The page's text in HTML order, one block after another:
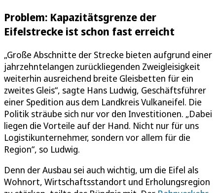
Problem: Kapazitätsgrenze der
Eifelstrecke ist schon fast erreicht
„Große Abschnitte der Strecke bieten aufgrund einer
jahrzehntelangen zurückliegenden Zweigleisigkeit
weiterhin ausreichend breite Gleisbetten für ein
zweites Gleis“, sagte Hans Ludwig, Geschäftsführer
einer Spedition aus dem Landkreis Vulkaneifel. Die
Politik sträube sich nur vor den Investitionen. „Dabei
liegen die Vorteile auf der Hand. Nicht nur für uns
Logistikunternehmer, sondern vor allem für die
Region“, so Ludwig.
Denn der Ausbau sei auch wichtig, um die Eifel als
Wohnort, Wirtschaftsstandort und Erholungsregion